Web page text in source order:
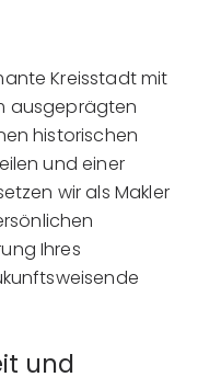
Kreisstadt mit
ausgeprägten
historischen
und einer
wir als Makler
Ihres
und